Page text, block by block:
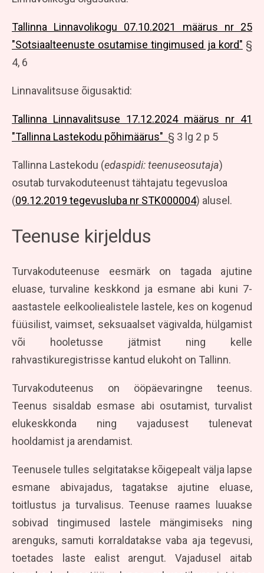
Tallinna Linnavolikogu 07.10.2021 määrus nr 25
"Sotsiaalteenuste osutamise tingimused ja kord" §
4, 6
Linnavalitsuse õigusaktid:
Tallinna Linnavalitsuse 17.12.2024 määrus nr 41
"Tallinna Lastekodu põhimäärus" § 3 lg 2 p 5
Tallinna Lastekodu (edaspidi: teenuseosutaja)
osutab turvakoduteenust tähtajatu tegevusloa
(09.12.2019 tegevusluba nr STK000004) alusel.
Teenuse kirjeldus
Turvakoduteenuse eesmärk on tagada ajutine
eluase, turvaline keskkond ja esmane abi kuni 7-
aastastele eelkooliealistele lastele, kes on kogenud
füüsilist, vaimset, seksuaalset vägivalda, hülgamist
või hooletusse jätmist ning kelle
rahvastikuregistrisse kantud elukoht on Tallinn.
Turvakoduteenus on ööpäevaringne teenus.
Teenus sisaldab esmase abi osutamist, turvalist
elukeskkonda ning vajadusest tulenevat
hooldamist ja arendamist.
Teenusele tulles selgitatakse kõigepealt välja lapse
esmane abivajadus, tagatakse ajutine eluase,
toitlustus ja turvalisus. Teenuse raames luuakse
sobivad tingimused lastele mängimiseks ning
arenguks, samuti korraldatakse vaba aja tegevusi,
toetades laste ealist arengut. Vajadusel aitab